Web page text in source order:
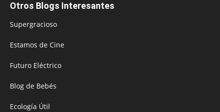
Otros Blogs Interesantes
Supergracioso
Estamos de Cine
Futuro Eléctrico
Blog de Bebés
Ecología Útil